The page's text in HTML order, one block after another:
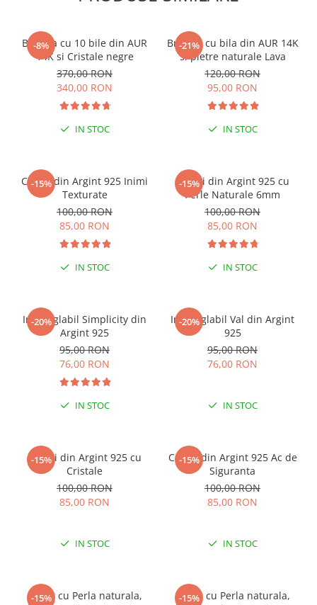
-8%
Bratara cu 10 bile din AUR
14K si Cristale negre
370,00 RON
340,00 RON
IN STOC
-21%
Bratara cu bila din AUR 14K
si pietre naturale Lava
120,00 RON
95,00 RON
IN STOC
-15%
Cercei din Argint 925 Inimi
Texturate
100,00 RON
85,00 RON
IN STOC
-15%
Cercei din Argint 925 cu
Perle Naturale 6mm
100,00 RON
85,00 RON
IN STOC
-20%
Inel reglabil Simplicity din
Argint 925
95,00 RON
76,00 RON
IN STOC
-20%
Inel reglabil Val din Argint
925
95,00 RON
76,00 RON
IN STOC
-15%
Cercei din Argint 925 cu
Cristale
100,00 RON
85,00 RON
IN STOC
-15%
Cercei din Argint 925 Ac de
Siguranta
100,00 RON
85,00 RON
IN STOC
-15%
Colier cu Perla naturala,
-15%
Colier cu Perla naturala,